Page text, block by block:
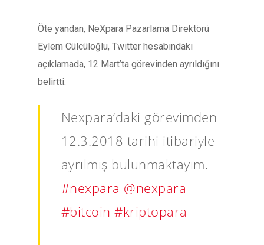
Öte yandan, NeXpara Pazarlama Direktörü
Eylem Cülcüloğlu, Twitter hesabındaki
açıklamada, 12 Mart’ta görevinden ayrıldığını
belirtti.
Nexpara’daki görevimden
12.3.2018 tarihi itibariyle
ayrılmış bulunmaktayım.
#nexpara @nexpara
#bitcoin #kriptopara